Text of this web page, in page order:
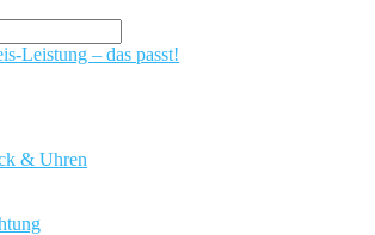
Leistung – das passt!
& Uhren